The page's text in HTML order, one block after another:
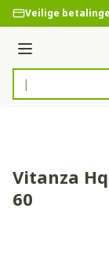
Ga naar de inhoud
Veilige
Menu
Product,
Vitanza
60